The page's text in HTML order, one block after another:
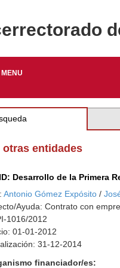
MENU
entidades
Desarrollo de la
Antonio Gómez Expósito /
Ayuda: Contrato con
1016/2012
01-01-2012
31-12-2014
financiador/es: